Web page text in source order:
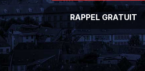
RAPPEL GRATUIT